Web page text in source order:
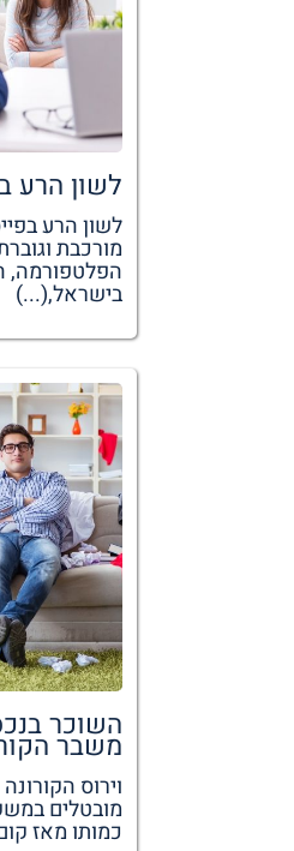
לשון הרע
לשון הרע
מורכבת
הפלטפורמה,
בישראל,(...)
השוכר
משבר
וירוס
מובטלים
כמותו מאז